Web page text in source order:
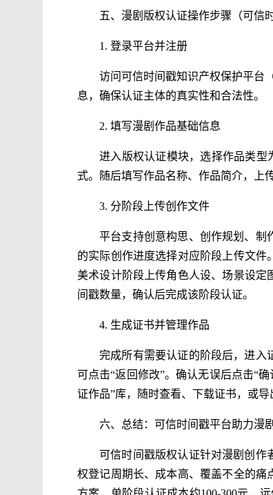
五、漫剧版权认证操作步骤（可信
1. 登录平台并注册
访问可信时间戳知识产权保护平台
息，确保认证主体的真实性和合法性。
2. 填写漫剧作品基础信息
进入版权认证模块，选择作品类型
式。随后填写作品名称、作品简介，上
3. 分阶段上传创作文件
平台支持创意构思、创作规划、制
的实际创作进度选择对应阶段上传文件
美术设计阶段上传角色人设、场景设
间戳数量，确认后完成该阶段认证。
4. 生成证书并管理作品
完成所有需要认证的阶段后，进入
可点击“返回修改”。确认无误后点击“
证作品”库，随时查看、下载证书，或
六、总结：可信时间戳平台助力漫
可信时间戳版权认证针对漫剧创作
权登记周期长、成本高、覆盖不全的痛